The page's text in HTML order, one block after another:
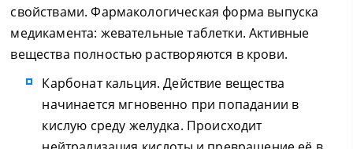
свойствами. Фармакологическая форма выпуска
медикамента: жевательные таблетки. Активные
вещества полностью растворяются в крови.
Карбонат кальция. Действие вещества
начинается мгновенно при попадании в
кислую среду желудка. Происходит